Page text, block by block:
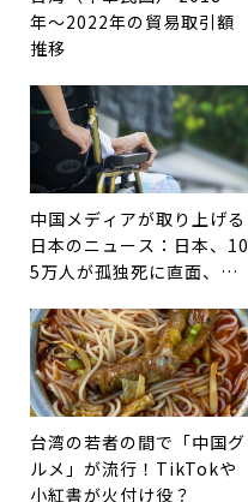
年〜2022年の貿易取引額
推移
中国メディアが取り上げる
日本のニュース：日本、10
5万人が孤独死に直面、大
台湾の若者の間で「中国グ
ルメ」が流行！TikTokや
小紅書が火付け役？